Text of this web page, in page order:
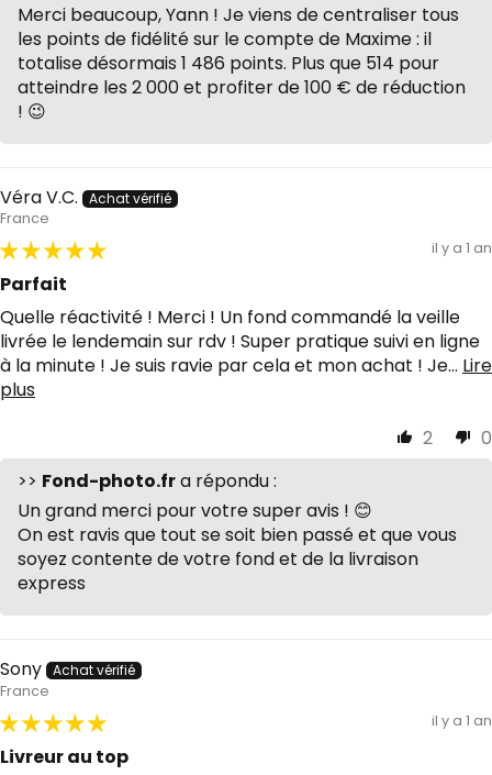
Merci beaucoup, Yann ! Je viens de centraliser tous
les points de fidélité sur le compte de Maxime : il
totalise désormais 1 486 points. Plus que 514 pour
atteindre les 2 000 et profiter de 100 € de réduction
! 😉
Véra V.C.
France
il y a 1 an
Parfait
Quelle réactivité ! Merci ! Un fond commandé la veille
livrée le lendemain sur rdv ! Super pratique suivi en ligne
à la minute ! Je suis ravie par cela et mon achat ! Je... Lire
plus
2
0
>> Fond-photo.fra répondu :
Un grand merci pour votre super avis ! 😊
On est ravis que tout se soit bien passé et que vous
soyez contente de votre fond et de la livraison
express
Sony
France
il y a 1 an
Livreur au top